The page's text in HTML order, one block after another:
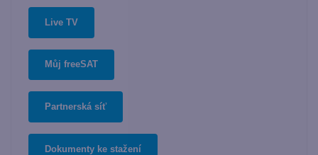
Live TV
Můj freeSAT
Partnerská síť
Dokumenty ke stažení